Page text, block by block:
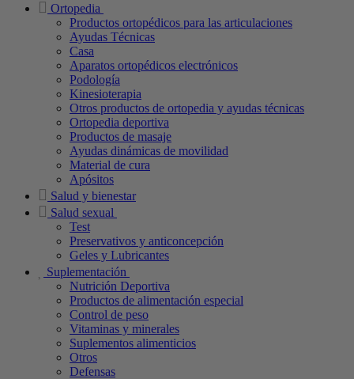
Ortopedia
Productos ortopédicos para las articulaciones
Ayudas Técnicas
Casa
Aparatos ortopédicos electrónicos
Podología
Kinesioterapia
Otros productos de ortopedia y ayudas técnicas
Ortopedia deportiva
Productos de masaje
Ayudas dinámicas de movilidad
Material de cura
Apósitos
Salud y bienestar
Salud sexual
Test
Preservativos y anticoncepción
Geles y Lubricantes
Suplementación
Nutrición Deportiva
Productos de alimentación especial
Control de peso
Vitaminas y minerales
Suplementos alimenticios
Otros
Defensas